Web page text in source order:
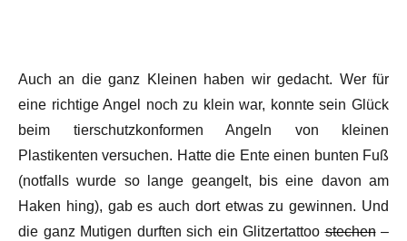
Auch an die ganz Kleinen haben wir gedacht. Wer für
eine richtige Angel noch zu klein war, konnte sein Glück
beim tierschutzkonformen Angeln von kleinen
Plastikenten versuchen. Hatte die Ente einen bunten Fuß
(notfalls wurde so lange geangelt, bis eine davon am
Haken hing), gab es auch dort etwas zu gewinnen. Und
die ganz Mutigen durften sich ein Glitzertattoostechen–